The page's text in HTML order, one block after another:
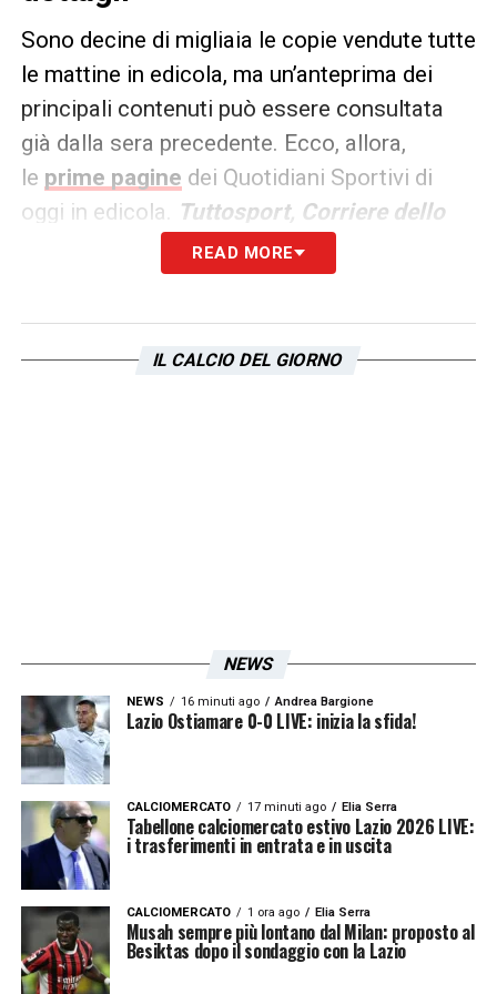
Sono decine di migliaia le copie vendute tutte
le mattine in edicola, ma un’anteprima dei
principali contenuti può essere consultata
già dalla sera precedente. Ecco, allora,
le prime pagine dei Quotidiani Sportivi di
oggi in edicola.
Tuttosport, Corriere dello
Sport e La Gazzetta dello
rappresentano i principali quotidiani
READ MORE
IL CALCIO DEL GIORNO
NEWS
NEWS 16 minuti ago Andrea Bargione
Lazio Ostiamare 0-0 LIVE: inizia la sfida!
CALCIOMERCATO 17 minuti ago Elia Serra
Tabellone calciomercato estivo Lazio 2026 LIVE:
i trasferimenti in entrata e in uscita
CALCIOMERCATO 1 ora ago Elia Serra
Musah sempre più lontano dal Milan: proposto al
Besiktas dopo il sondaggio con la Lazio